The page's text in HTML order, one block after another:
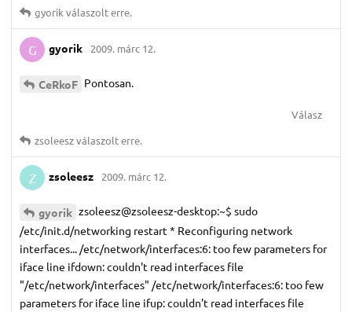
gyorik válaszolt erre.
G gyorik 2009. márc 12.
CeRkoF Pontosan.
Válasz
zsoleeszválaszolt erre.
Z zsoleesz 2009. márc 12.
gyorik zsoleesz@zsoleesz-desktop:~$ sudo
/etc/init.d/networking restart * Reconfiguring network
interfaces... /etc/network/interfaces:6: too few parameters for
iface line ifdown: couldn't read interfaces file
"/etc/network/interfaces" /etc/network/interfaces:6: too few
parameters for iface line ifup: couldn't read interfaces file